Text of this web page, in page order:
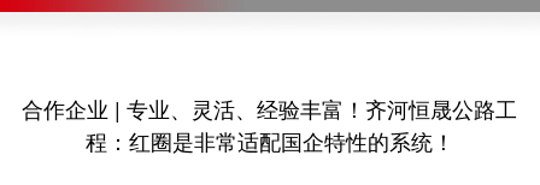
常适配国企特性的系统！
合作企业 | 专业、灵活、经验丰富！齐河恒晟公路工
程：红圈是非常适配国企特性的系统！